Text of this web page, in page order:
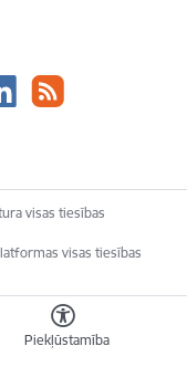
Piekļūstamība
visas tiesības
visas tiesības